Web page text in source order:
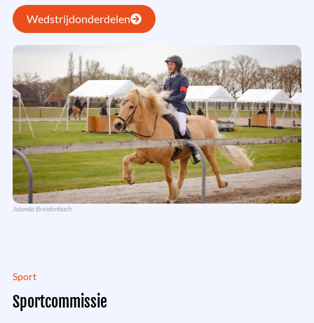
Jolanda Breidenbach
Wedstrijdonderdelen
Sport
Sportcommissie